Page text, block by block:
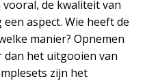
de kwaliteit van
aspect. Wie heeft de
manier? Opnemen
dan het uitgooien van
zijn het